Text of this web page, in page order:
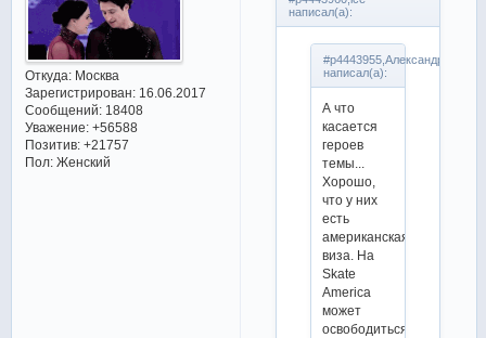
Откуда:Москва
Зарегистрирован: 16.06.2017
Сообщений:18408
Уважение: +56588
Позитив: +21757
Пол:Женский
написал(а):
#p4443955,Александра
написал(а):
А что
касается
героев
темы...
Хорошо,
что у них
есть
американская
виза. На
Skate
America
может
освободиться